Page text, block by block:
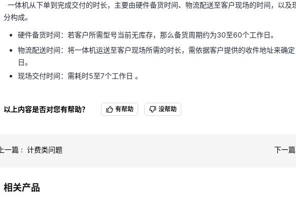
硬件备货时间：若客户所需型号当前无库存，那么备货周期约为30至60个工作日。
日。
现场交付时间：需耗时5至7个工作日 。
一体机从下单到完成交付的时长，主要由硬件备货时间、物流配送至客户现场的时间，以及
分构成。
硬件备货时间：若客户所需型号当前无库存，那么备货周期约为30至60个工作日。
物流配送时间：将一体机运送至客户现场所需的时长，需依据客户提供的收件地址来确
日。
现场交付时间：需耗时5至7个工作日 。
以上内容是否对您有帮助？ 有帮助 没帮助
上一篇 : 计费类问题 下一
相关产品